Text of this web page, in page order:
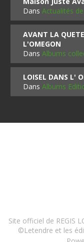
DansActualités
AVANT LA
L'OMEGON
DansAlbums
LOISEL DANS L'
DansAlbums
Site officiel de REGIS
©Letendre et les